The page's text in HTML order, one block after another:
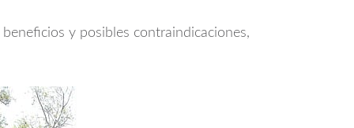
y posibles contraindicaciones,